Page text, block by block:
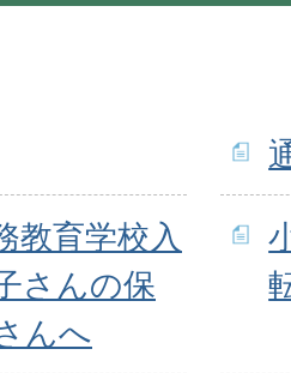
教育学校入
さんの保
んへ